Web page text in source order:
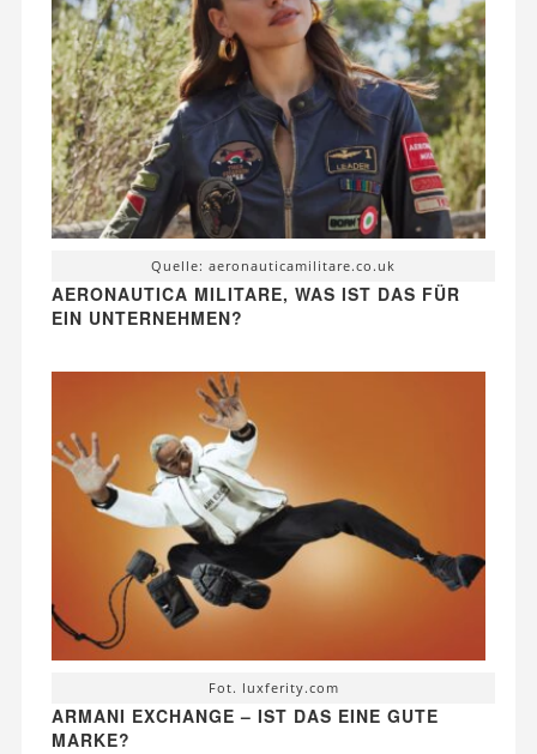
Quelle: aeronauticamilitare.co.uk
AERONAUTICA MILITARE, WAS IST DAS FÜR
EIN UNTERNEHMEN?
Fot. luxferity.com
ARMANI EXCHANGE – IST DAS EINE GUTE
MARKE?